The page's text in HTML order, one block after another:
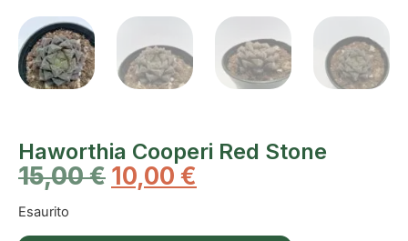
Haworthia Cooperi Red Stone
15,00€ 10,00 €
Esaurito